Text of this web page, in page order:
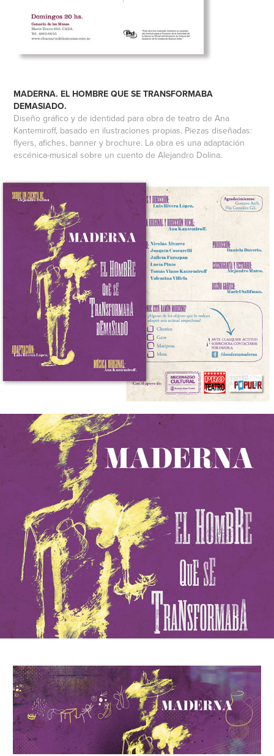
MADERNA. EL HOMBRE QUE SE TRANSFORMABA
DEMASIADO.
Diseño gráfico y de identidad para obra de teatro de Ana
Kantemiroff, basado en ilustraciones propias. Piezas diseñadas:
flyers, afiches, banner y brochure. La obra es una adaptación
escénica-musical sobre un cuento de Alejandro Dolina.